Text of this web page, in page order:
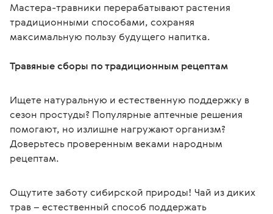
Мастера-травники перерабатывают растения
традиционными способами, сохраняя
максимальную пользу будущего напитка.
Травяные сборы по традиционным рецептам
Ищете натуральную и естественную поддержку в
сезон простуды? Популярные аптечные решения
помогают, но излишне нагружают организм?
Доверьтесь проверенным веками народным
рецептам.
Ощутите заботу сибирской природы! Чай из диких
трав – естественный способ поддержать